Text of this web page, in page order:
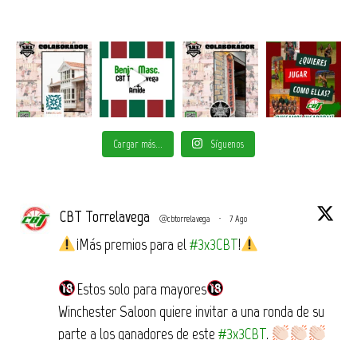
Cargar más... Síguenos
CBT Torrelavega @cbtorrelavega · 7 Ago
¡Más premios para el #3x3CBT!
Estos solo para mayores
Winchester Saloon quiere invitar a una ronda de su
parte a los ganadores de este #3x3CBT.